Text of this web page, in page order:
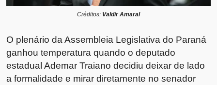
Créditos: Valdir Amaral
O plenário da Assembleia Legislativa do Paraná
ganhou temperatura quando o deputado
estadual Ademar Traiano decidiu deixar de lado
a formalidade e mirar diretamente no senador